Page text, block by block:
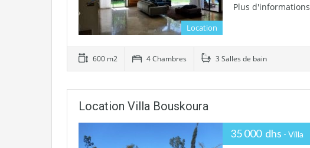
Location
Plus d'informations
600 m2 4 Chambres 3 Salles de bain
Location Villa Bouskoura
35 000 dhs - Villa